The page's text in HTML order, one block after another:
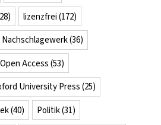
lizenzfrei (172)
Nachschlagewerk(36)
Open Access (53)
University Press (25)
(40) Politik(31)